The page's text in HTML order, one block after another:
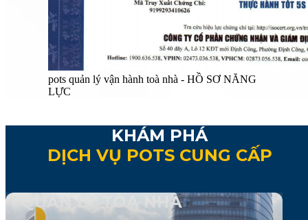
pots quản lý vận hành toà nhà - HỒ SƠ NĂNG
LỰC
KHÁM PHÁ
DỊCH VỤ POTS CUNG CẤP
QUẢN LÝ TÒA NHÀ